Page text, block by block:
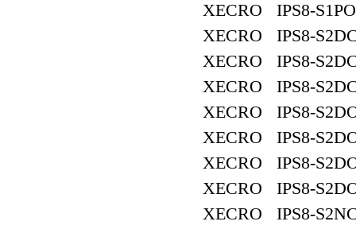
XECRO IPS8-
XECRO IPS8-
XECRO IPS8-
XECRO IPS8-
XECRO IPS8-
XECRO IPS8-
XECRO IPS8-
XECRO IPS8-
XECRO IPS8-